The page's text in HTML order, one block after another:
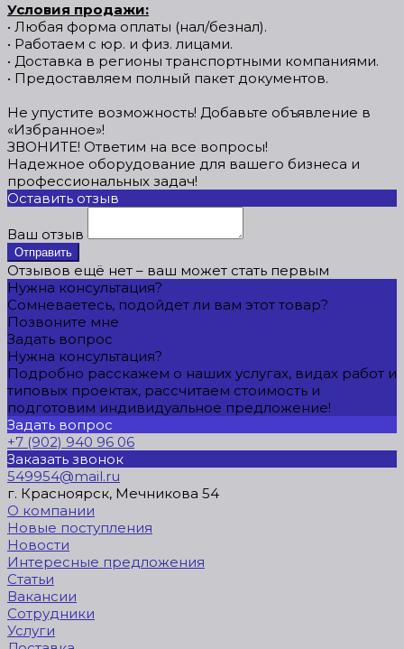
Условия продажи:
• Любая форма оплаты (нал/безнал).
• Работаем с юр. и физ. лицами.
• Доставка в регионы транспортными компаниями.
• Предоставляем полный пакет документов.
Не упустите возможность! Добавьте объявление в
«Избранное»!
ЗВОНИТЕ! Ответим на все вопросы!
Надежное оборудование для вашего бизнеса и
профессиональных задач!
Оставить отзыв
Ваш отзыв
Отправить
Отзывов ещё нет – ваш может стать первым
Нужна консультация?
Сомневаетесь, подойдет ли вам этот товар?
Позвоните мне
Задать вопрос
Нужна консультация?
Подробно расскажем о наших услугах, видах работ и
типовых проектах, рассчитаем стоимость и
подготовим индивидуальное предложение!
Задать вопрос
+7 (902) 940 96 06
Заказать звонок
549954@mail.ru
г. Красноярск, Мечникова 54
О компании
Новые поступления
Новости
Интересные предложения
Статьи
Вакансии
Сотрудники
Услуги